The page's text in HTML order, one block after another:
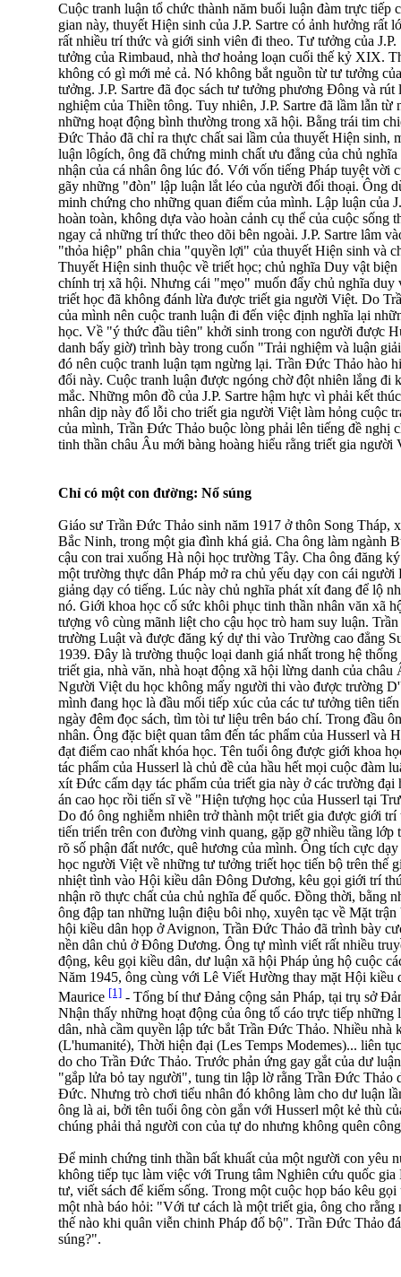
Cuộc tranh luận tổ chức thành năm buổi luận đàm trực tiếp
gian này, thuyết Hiện sinh của J.P. Sartre có ảnh hưởng rất
rất nhiều trí thức và giới sinh viên đi theo. Tư tưởng của
tưởng của Rimbaud, nhà thơ hoảng loạn cuối thế kỷ XIX.
không có gì mới mẻ cả. Nó không bắt nguồn từ tư tưởng
tưởng. J.P. Sartre đã đọc sách tư tưởng phương Đông và
nghiệm của Thiền tông. Tuy nhiên, J.P. Sartre đã lầm lẫn
những hoạt động bình thường trong xã hội. Bằng trái tim
Đức Thảo đã chỉ ra thực chất sai lầm của thuyết Hiện sinh,
luận lôgích, ông đã chứng minh chất ưu đẳng của chủ
nhận của cá nhân ông lúc đó. Với vốn tiếng Pháp tuyệt vời
gãy những "đòn" lập luận lắt léo của người đối thoại. Ông
minh chứng cho những quan điểm của mình. Lập luận của
hoàn toàn, không dựa vào hoàn cảnh cụ thể của cuộc sống
ngay cả những trí thức theo dõi bên ngoài. J.P. Sartre lâm
"thỏa hiệp" phân chia "quyền lợi" của thuyết Hiện sinh và
Thuyết Hiện sinh thuộc về triết học; chủ nghĩa Duy vật
chính trị xã hội. Nhưng cái "mẹo" muốn đẩy chủ nghĩa duy
triết học đã không đánh lừa được triết gia người Việt. Do
của mình nên cuộc tranh luận đi đến việc định nghĩa lại
học. Về "ý thức đầu tiên" khởi sinh trong con người được
danh bấy giờ) trình bày trong cuốn "Trải nghiệm và luận
đó nên cuộc tranh luận tạm ngừng lại. Trần Đức Thảo hào
đổi này. Cuộc tranh luận được ngóng chờ đột nhiên lắng đi
mắc. Những môn đồ của J.P. Sartre hậm hực vì phải kết
nhân dịp này đổ lỗi cho triết gia người Việt làm hỏng cuộc
của mình, Trần Đức Thảo buộc lòng phải lên tiếng đề nghị
tinh thần châu Âu mới bàng hoàng hiểu rằng triết gia người
Chỉ có một con đường: Nổ súng
Giáo sư Trần Đức Thảo sinh năm 1917 ở thôn Song Tháp,
Bắc Ninh, trong một gia đình khá giả. Cha ông làm ngành
cậu con trai xuống Hà nội học trường Tây. Cha ông đăng
một trường thực dân Pháp mở ra chủ yếu dạy con cái
giảng dạy có tiếng. Lúc này chủ nghĩa phát xít đang để lộ
nó. Giới khoa học cố sức khôi phục tinh thần nhân văn xã
tượng vô cùng mãnh liệt cho cậu học trò ham suy luận.
trường Luật và được đăng ký dự thi vào Trường cao đẳng
1939. Đây là trường thuộc loại danh giá nhất trong hệ
triết gia, nhà văn, nhà hoạt động xã hội lừng danh của
Người Việt du học không mấy người thi vào được trường
mình đang học là đầu mối tiếp xúc của các tư tưởng tiên
ngày đêm đọc sách, tìm tòi tư liệu trên báo chí. Trong đầu
nhân. Ông đặc biệt quan tâm đến tác phẩm của Husserl và
đạt điểm cao nhất khóa học. Tên tuổi ông được giới khoa
tác phẩm của Husserl là chủ đề của hầu hết mọi cuộc đàm
xít Đức cấm dạy tác phẩm của triết gia này ở các trường đại
án cao học rồi tiến sĩ về "Hiện tượng học của Husserl tại
Do đó ông nghiễm nhiên trở thành một triết gia được giới
tiến triển trên con đường vinh quang, gặp gỡ nhiều tầng
rõ số phận đất nước, quê hương của mình. Ông tích cực
học người Việt về những tư tưởng triết học tiến bộ trên thế
nhiệt tình vào Hội kiều dân Đông Dương, kêu gọi giới trí
nhận rõ thực chất của chủ nghĩa đế quốc. Đồng thời, bằng
ông đập tan những luận điệu bôi nhọ, xuyên tạc về Mặt
hội kiều dân họp ở Avignon, Trần Đức Thảo đã trình bày
nền dân chủ ở Đông Dương. Ông tự mình viết rất nhiều
động, kêu gọi kiều dân, dư luận xã hội Pháp ủng hộ cuộc
Năm 1945, ông cùng với Lê Viết Hường thay mặt Hội
Maurice [1] - Tổng bí thư Đảng cộng sản Pháp, tại trụ sở
Nhận thấy những hoạt động của ông tố cáo trực tiếp những
dân, nhà cầm quyền lập tức bắt Trần Đức Thảo. Nhiều nhà
(L'humanité), Thời hiện đại (Les Temps Modemes)... liên
do cho Trần Đức Thảo. Trước phản ứng gay gắt của dư
"gắp lửa bỏ tay người", tung tin lập lờ rằng Trần Đức Thảo
Đức. Nhưng trò chơi tiểu nhân đó không làm cho dư luận
ông là ai, bởi tên tuổi ông còn gắn với Husserl một kẻ thù
chúng phải thả người con của tự do nhưng không quên
Để minh chứng tinh thần bất khuất của một người con yêu
không tiếp tục làm việc với Trung tâm Nghiên cứu quốc
tư, viết sách để kiếm sống. Trong một cuộc họp báo kêu
một nhà báo hỏi: "Với tư cách là một triết gia, ông cho rằng
thế nào khi quân viễn chinh Pháp đổ bộ". Trần Đức Thảo
súng?".